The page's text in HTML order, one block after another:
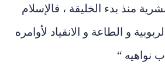
منذ بدء الخليقة ، فالإسلام
و الطاعة و الانقياد لأوامره
نواهيه “